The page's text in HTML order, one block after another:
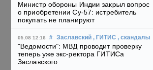
Министр обороны Индии закрыл вопрос
о приобретении Су-57: истребитель
покупать не планируют
05.08 12:16 # Заславский , ГИТИС , скандалы
"Ведомости": МВД проводит проверку
теперь уже экс-ректора ГИТИСа
Заславского